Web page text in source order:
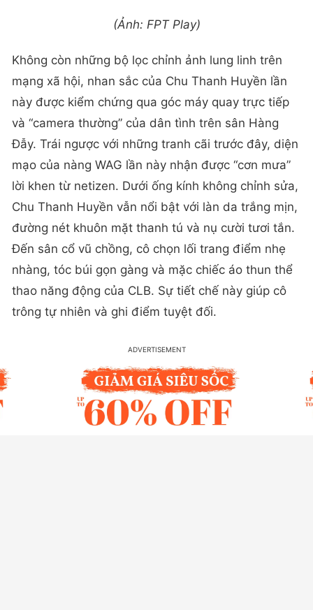
(Ảnh: FPT Play)
Không còn những bộ lọc chỉnh ảnh lung linh trên
mạng xã hội, nhan sắc của Chu Thanh Huyền lần
này được kiểm chứng qua góc máy quay trực tiếp
và “camera thường” của dân tình trên sân Hàng
Đẫy. Trái ngược với những tranh cãi trước đây, diện
mạo của nàng WAG lần này nhận được “cơn mưa”
lời khen từ netizen. Dưới ống kính không chỉnh sửa,
Chu Thanh Huyền vẫn nổi bật với làn da trắng mịn,
đường nét khuôn mặt thanh tú và nụ cười tươi tắn.
Đến sân cổ vũ chồng, cô chọn lối trang điểm nhẹ
nhàng, tóc búi gọn gàng và mặc chiếc áo thun thể
thao năng động của CLB. Sự tiết chế này giúp cô
trông tự nhiên và ghi điểm tuyệt đối.